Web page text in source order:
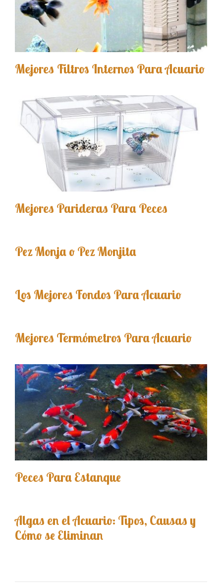
Mejores Filtros Internos Para Acuario
Mejores Parideras Para Peces
Pez Monja o Pez Monjita
Los Mejores Fondos Para Acuario
Mejores Termómetros Para Acuario
Peces Para Estanque
Algas en el Acuario: Tipos, Causas y
Cómo se Eliminan